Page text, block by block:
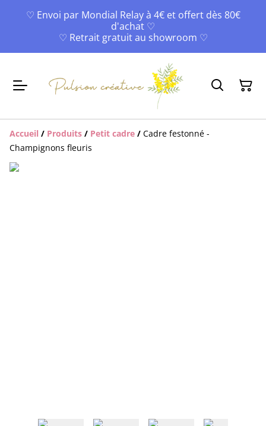
♡ Envoi par Mondial Relay à 4€ et offert dès 80€
d'achat ♡
♡ Retrait gratuit au showroom ♡
Accueil / Produits / Petit cadre / Cadre festonné -
Champignons fleuris